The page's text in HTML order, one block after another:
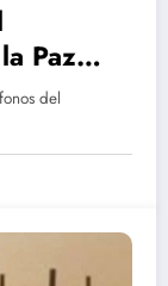
Paz
paz
del